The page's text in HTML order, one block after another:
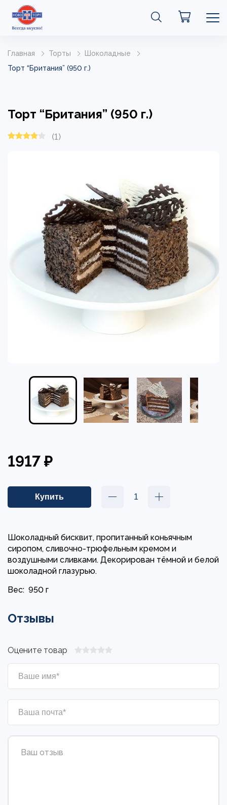
Главная Торты
Шоколадные
Торт “Британия” (950 г.)
Торт “Британия” (950 г.)
(1)
Шоколадный бисквит, пропитанный коньячным
сиропом, сливочно-трюфельным кремом и
воздушными сливками. Декорирован тёмной и белой
шоколадной глазурью.
Вес: 950 г
1917 ₽
Отзывы
Оцените товар